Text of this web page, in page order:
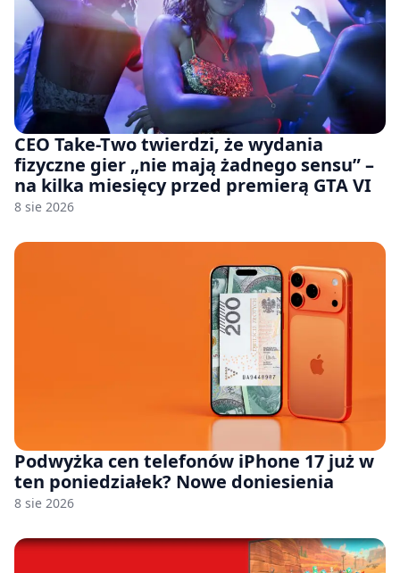
CEO Take-Two twierdzi, że wydania
fizyczne gier „nie mają żadnego sensu” –
na kilka miesięcy przed premierą GTA VI
8 sie 2026
Podwyżka cen telefonów iPhone 17 już w
ten poniedziałek? Nowe doniesienia
8 sie 2026